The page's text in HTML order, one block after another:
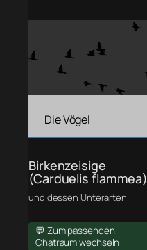
Die Vögel
Birkenzeisige
(Carduelis flammea)
und dessen Unterarten
💬 Zum passenden
Chatraum wechseln